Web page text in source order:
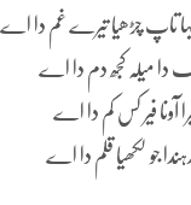
تاپ چڑھیا تیرے غم دا اے
میلہ کجھ دم دا اے
فیر کس کم دا اے
جو لکھیا قلم دا اے